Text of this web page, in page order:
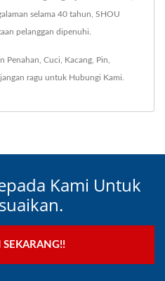
selama 40 tahun, SHOU
pelanggan dipenuhi.
Penahan Cuci Kacang Pin
ragu untuk Hubungi Kami
Kami Untuk
SEKARANG!!